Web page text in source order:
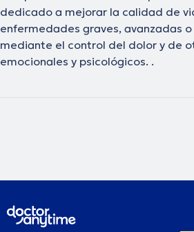
dedicado a mejorar la calidad de
enfermedades graves, avanzadas
mediante el control del dolor y de
emocionales y psicológicos. .